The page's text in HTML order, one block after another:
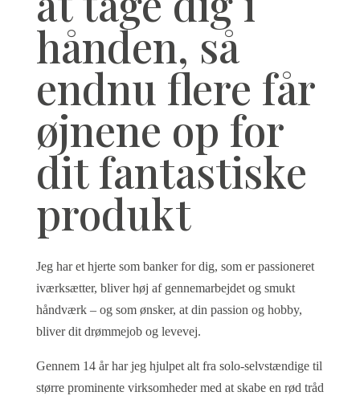
hånden, så
endnu flere får
øjnene op for
dit fantastiske
produkt
Jeg har et hjerte som banker for dig, som er passioneret
iværksætter, bliver høj af gennemarbejdet og smukt
håndværk – og som ønsker, at din passion og hobby,
bliver dit drømmejob og levevej.
Gennem 14 år har jeg hjulpet alt fra solo-selvstændige til
større prominente virksomheder med at skabe en rød tråd